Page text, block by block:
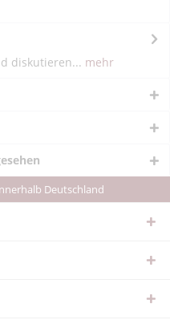
diskutieren... mehr
Deutschland